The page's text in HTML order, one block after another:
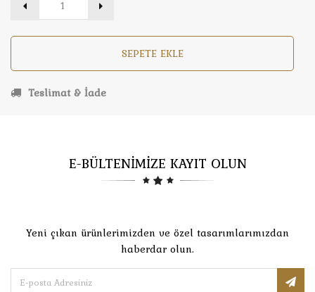
SEPETE EKLE
Teslimat & İade
E-BÜLTENİMİZE KAYIT OLUN
Yeni çıkan ürünlerimizden ve özel tasarımlarımızdan
haberdar olun.